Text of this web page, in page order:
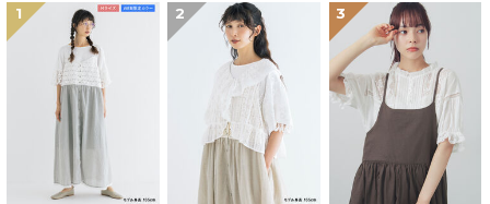
1 2 3